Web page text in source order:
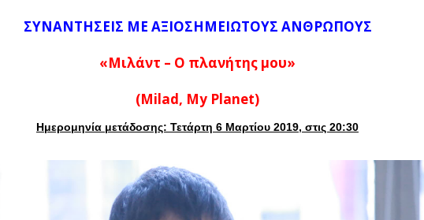
ΣΥΝΑΝΤΗΣΕΙΣ ΜΕ ΑΞΙΟΣΗΜΕΙΩΤΟΥΣ ΑΝΘΡΩΠΟΥΣ
«Μιλάντ – Ο πλανήτης μου»
(Milad, My Planet)
Ημερομηνία μετάδοσης: Τετάρτη 6 Μαρτίου 2019, στις 20:30